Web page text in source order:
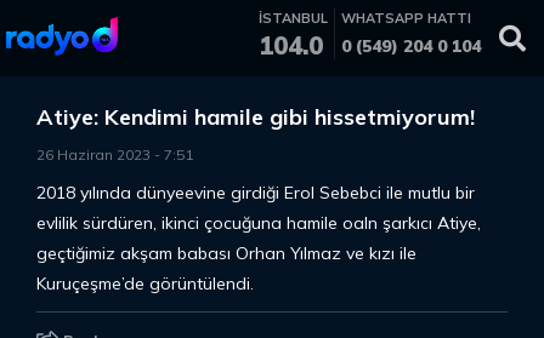
İSTANBUL
104.0
WHATSAPP HATTI
0 (549) 204 0 104
Atiye: Kendimi hamile gibi hissetmiyorum!
26 Haziran 2023 - 7:51
2018 yılında dünyeevine girdiği Erol Sebebci ile mutlu bir
evlilik sürdüren, ikinci çocuğuna hamile oaln şarkıcı Atiye,
geçtiğimiz akşam babası Orhan Yılmaz ve kızı ile
Kuruçeşme’de görüntülendi.